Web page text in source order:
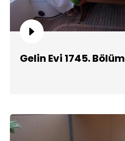
Gelin Evi 1745.